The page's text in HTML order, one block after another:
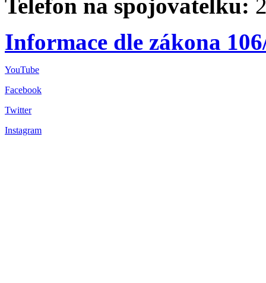
Telefon na spojovatelku:
Informace dle zákona
YouTube
Facebook
Twitter
Instagram